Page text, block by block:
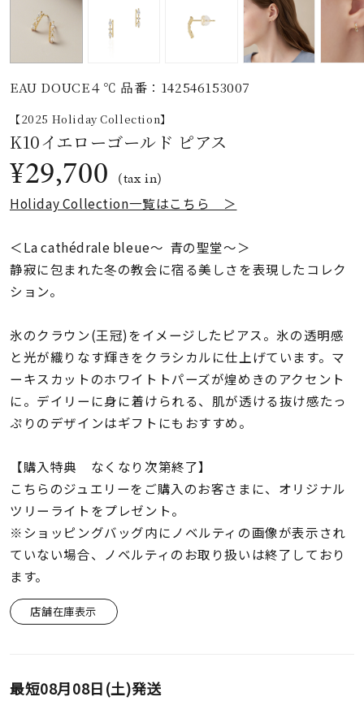
モチーフ
石の色
ファッションテイス
ト
着用シーン
コレクション
レディース
リングサイズ
～
メンズ
リングサイズ
～
価格 ¥0
在庫 在庫ありのみ すべて表示
EAU DOUCE４℃ 品番：142546153007
【2025 Holiday Collection】
K10イエローゴールド ピアス
¥29,700 (tax in)
Holiday Collection一覧はこちら ＞
＜La cathédrale bleue〜 青の聖堂〜＞
静寂に包まれた冬の教会に宿る美しさを表現したコレク
ション。
氷のクラウン(王冠)をイメージしたピアス。氷の透明感
と光が織りなす輝きをクラシカルに仕上げています。マ
ーキスカットのホワイトトパーズが煌めきのアクセント
に。デイリーに身に着けられる、肌が透ける抜け感たっ
ぷりのデザインはギフトにもおすすめ。
【購入特典 なくなり次第終了】
こちらのジュエリーをご購入のお客さまに、オリジナル
ツリーライトをプレゼント。
※ショッピングバッグ内にノベルティの画像が表示され
ていない場合、ノベルティのお取り扱いは終了しており
ます。
店舗在庫表示
最短08月08日(土)発送